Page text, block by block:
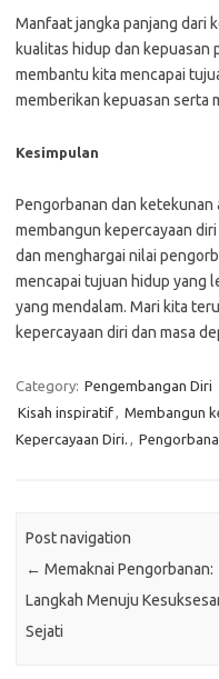
Manfaat jangka panjang dari
kualitas hidup dan kepuasan
membantu kita mencapai
memberikan kepuasan serta
Kesimpulan
Pengorbanan dan
membangun kepercayaan diri
dan menghargai nilai
mencapai tujuan hidup yang
yang mendalam. Mari kita
kepercayaan diri dan masa
Category: Pengembangan Diri
Kisah inspiratif, Membangun
Kepercayaan Diri. ,
Post navigation
← Memaknai Pengorbanan:
Langkah Menuju
Sejati